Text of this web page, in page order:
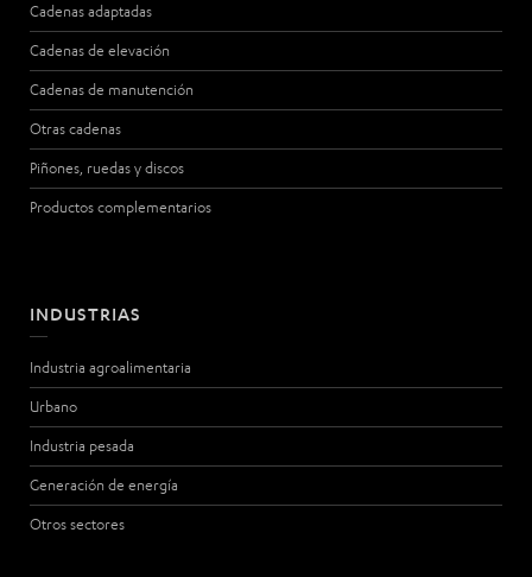
Cadenas adaptadas
Cadenas de elevación
Cadenas de manutención
Otras cadenas
Piñones, ruedas y discos
Productos complementarios
INDUSTRIAS
Industria agroalimentaria
Urbano
Industria pesada
Generación de energía
Otros sectores